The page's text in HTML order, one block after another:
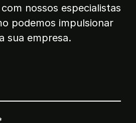
com nossos especialistas
podemos impulsionar
sua empresa.